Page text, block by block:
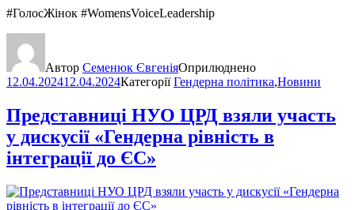
#ГолосЖінок #WomensVoiceLeadership
Автор Семенюк ЄвгеніяОприлюднено
12.04.202412.04.2024КатегоріїГендерна політика,Новини
Представниці НУО ЦРД взяли участь
у дискусії «Гендерна рівність в
інтеграції до ЄС»